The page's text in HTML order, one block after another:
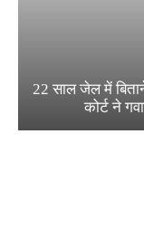
22 साल जेल में
कोर्ट ने